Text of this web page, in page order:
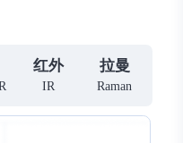
红外
IR
拉曼
Raman